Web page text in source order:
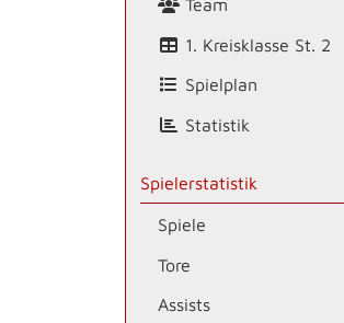
Team
1. Kreisklasse St. 2
Spielplan
Statistik
Spielerstatistik
Spiele
Tore
Assists